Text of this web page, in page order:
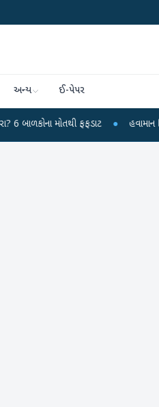
અન્ય ઈ-પેપર
મોતથી ફફડાટ ● હવામાન વિભાગે 18